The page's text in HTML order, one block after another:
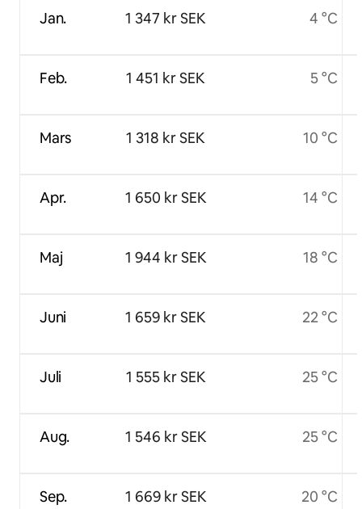
Jan.
Feb.
Mars
Apr.
Maj
Juni
Juli
Aug.
Sep.
1 347 kr SEK
1 451 kr SEK
1 318 kr SEK
1 650 kr SEK
1 944 kr SEK
1 659 kr SEK
1 555 kr SEK
1 546 kr SEK
1 669 kr SEK
4 °C
5 °C
10 °C
14 °C
18 °C
22 °C
25 °C
25 °C
20 °C